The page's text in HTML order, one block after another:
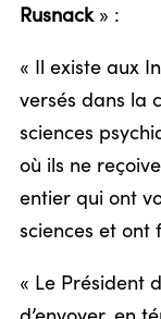
Rusnack» :
« Il existe aux
versés dans la
sciences
où ils ne
entier qui ont
sciences et ont
« Le Président